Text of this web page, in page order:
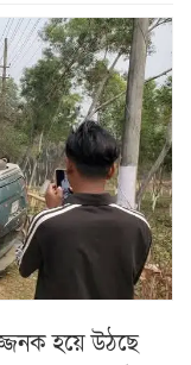
হয়ে উঠছে